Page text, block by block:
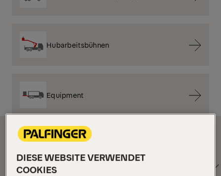
Hubarbeitsbühnen
Equipment
Filter anzeigen
Filter anzeigen
SORTIEREN
NACH
DIESE WEBSITE VERWENDET
COOKIES